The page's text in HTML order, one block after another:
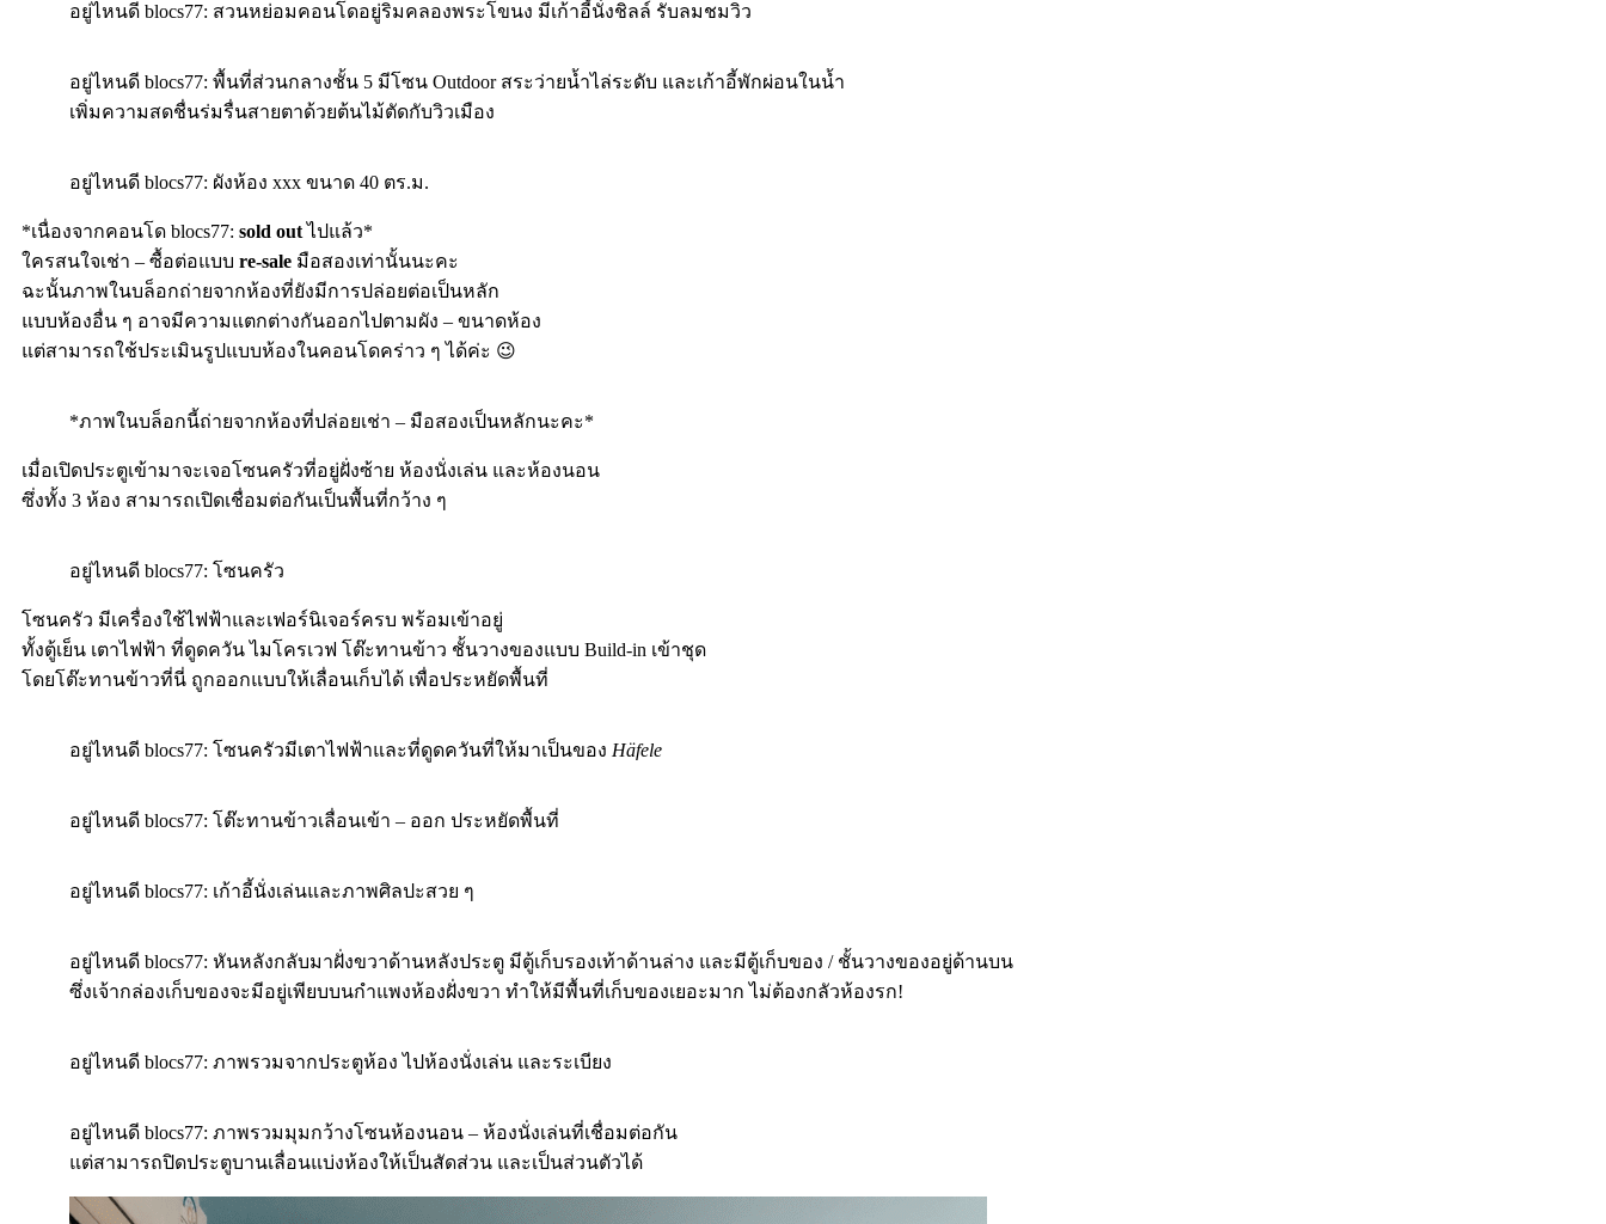
อยู่ไหนดี blocs77: สวนหย่อมคอนโดอยู่ริมคลองพระโขนง มีเก้าอี้นั่งชิลล์ รับลมชมวิว
อยู่ไหนดี blocs77: พื้นที่ส่วนกลางชั้น 5 มีโซน Outdoor สระว่ายน้ำไล่ระดับ และเก้าอี้พักผ่อนในน้ำ
เพิ่มความสดชื่นร่มรื่นสายตาด้วยต้นไม้ตัดกับวิวเมือง
อยู่ไหนดี blocs77: ผังห้อง xxx ขนาด 40 ตร.ม.
*เนื่องจากคอนโด blocs77: sold outไปแล้ว*
ใครสนใจเช่า – ซื้อต่อแบบ re-sale มือสองเท่านั้นนะคะ
ฉะนั้นภาพในบล็อกถ่ายจากห้องที่ยังมีการปล่อยต่อเป็นหลัก
แบบห้องอื่น ๆ อาจมีความแตกต่างกันออกไปตามผัง – ขนาดห้อง
แต่สามารถใช้ประเมินรูปแบบห้องในคอนโดคร่าว ๆ ได้ค่ะ 😉
*ภาพในบล็อกนี้ถ่ายจากห้องที่ปล่อยเช่า – มือสองเป็นหลักนะคะ*
เมื่อเปิดประตูเข้ามาจะเจอโซนครัวที่อยู่ฝั่งซ้าย ห้องนั่งเล่น และห้องนอน
ซึ่งทั้ง 3 ห้อง สามารถเปิดเชื่อมต่อกันเป็นพื้นที่กว้าง ๆ
อยู่ไหนดี blocs77: โซนครัว
โซนครัว มีเครื่องใช้ไฟฟ้าและเฟอร์นิเจอร์ครบ พร้อมเข้าอยู่
ทั้งตู้เย็น เตาไฟฟ้า ที่ดูดควัน ไมโครเวฟ โต๊ะทานข้าว ชั้นวางของแบบ Build-in เข้าชุด
โดยโต๊ะทานข้าวที่นี่ ถูกออกแบบให้เลื่อนเก็บได้ เพื่อประหยัดพื้นที่
อยู่ไหนดี blocs77: โซนครัวมีเตาไฟฟ้าและที่ดูดควันที่ให้มาเป็นของ Häfele
อยู่ไหนดี blocs77: โต๊ะทานข้าวเลื่อนเข้า – ออก ประหยัดพื้นที่
อยู่ไหนดี blocs77: เก้าอี้นั่งเล่นและภาพศิลปะสวย ๆ
อยู่ไหนดี blocs77: หันหลังกลับมาฝั่งขวาด้านหลังประตู มีตู้เก็บรองเท้าด้านล่าง และมีตู้เก็บของ / ชั้นวางของอยู่ด้านบน
ซึ่งเจ้ากล่องเก็บของจะมีอยู่เพียบบนกำแพงห้องฝั่งขวา ทำให้มีพื้นที่เก็บของเยอะมาก ไม่ต้องกลัวห้องรก!
อยู่ไหนดี blocs77: ภาพรวมจากประตูห้อง ไปห้องนั่งเล่น และระเบียง
อยู่ไหนดี blocs77: ภาพรวมมุมกว้างโซนห้องนอน – ห้องนั่งเล่นที่เชื่อมต่อกัน
แต่สามารถปิดประตูบานเลื่อนแบ่งห้องให้เป็นสัดส่วน และเป็นส่วนตัวได้